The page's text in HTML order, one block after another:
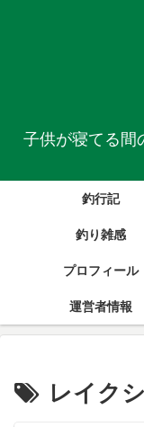
子供が寝てる間
釣行記
釣り雑感
プロフィール
運営者情報
レイク